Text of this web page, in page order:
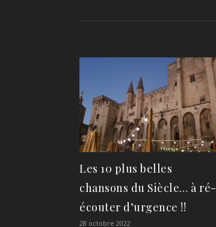
Les 10 plus belles
chansons du Siècle… à ré-
écouter d’urgence !!
28 octobre 2022